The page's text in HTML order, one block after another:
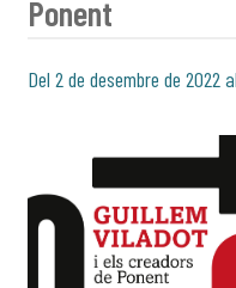
Ponent
Del 2 de desembre de 2022